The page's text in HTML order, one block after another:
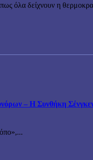
όλα δείχνουν η
– Η Συνθήκη Σένγκεν